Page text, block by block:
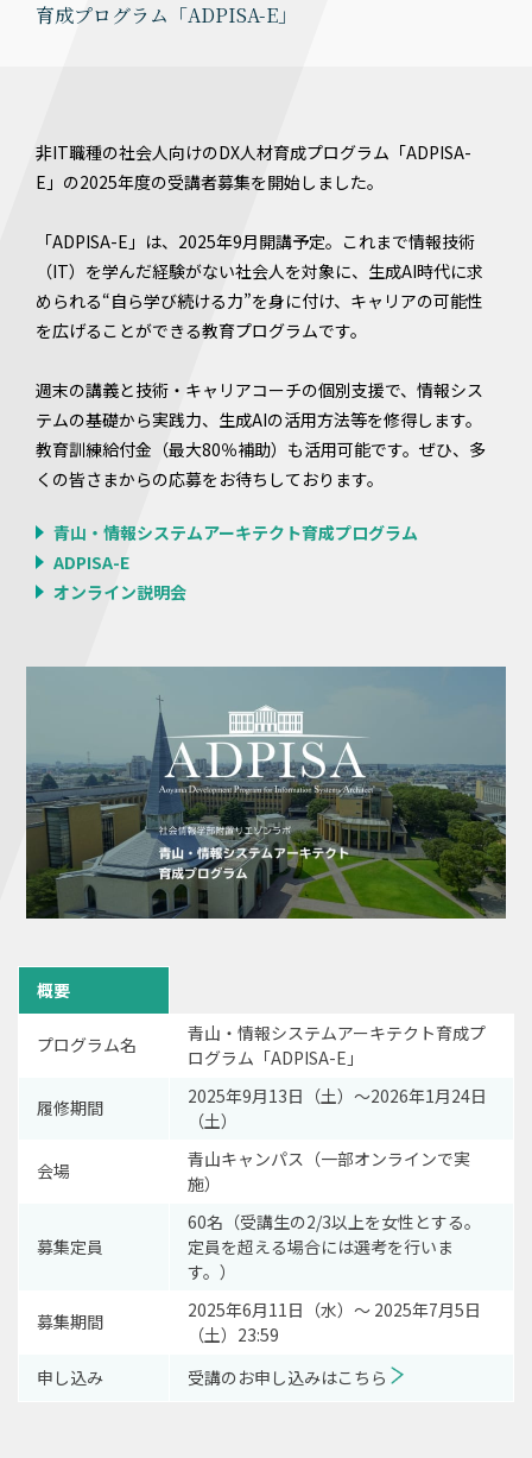
育成プログラム「ADPISA-E」
非IT職種の社会人向けのDX人材育成プログラム「ADPISA-
E」の2025年度の受講者募集を開始しました。
「ADPISA-E」は、2025年9月開講予定。これまで情報技術
（IT）を学んだ経験がない社会人を対象に、生成AI時代に求
められる“自ら学び続ける力”を身に付け、キャリアの可能性
を広げることができる教育プログラムです。
週末の講義と技術・キャリアコーチの個別支援で、情報シス
テムの基礎から実践力、生成AIの活用方法等を修得します。
教育訓練給付金（最大80％補助）も活用可能です。ぜひ、多
くの皆さまからの応募をお待ちしております。
青山・情報システムアーキテクト育成プログラム
ADPISA-E
オンライン説明会
概要
プログラム名
青山・情報システムアーキテクト育成プ
ログラム「ADPISA-E」
履修期間
2025年9月13日（土）～2026年1月24日
（土）
会場
青山キャンパス（一部オンラインで実
施）
募集定員
60名（受講生の2/3以上を女性とする。
定員を超える場合には選考を行いま
す。）
募集期間
2025年6月11日（水）～ 2025年7月5日
（土）23:59
申し込み
受講のお申し込みはこちら